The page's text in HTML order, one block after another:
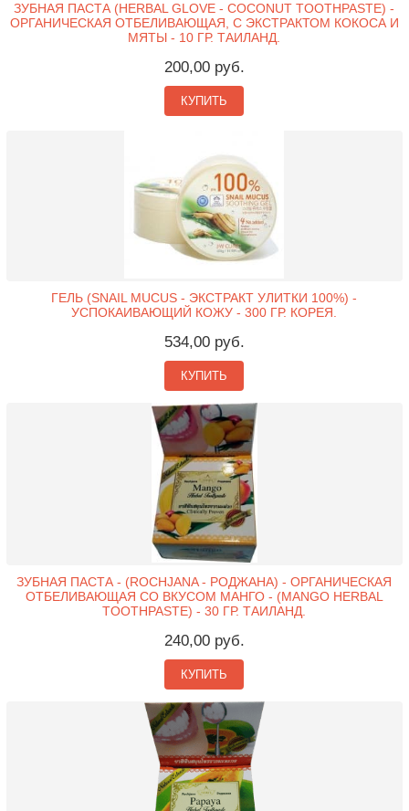
ЗУБНАЯ ПАСТА (HERBAL GLOVE - COCONUT TOOTHPASTE) -
ОРГАНИЧЕСКАЯ ОТБЕЛИВАЮЩАЯ, С ЭКСТРАКТОМ КОКОСА И
МЯТЫ - 10 ГР. ТАИЛАНД.
200,00 руб.
КУПИТЬ
ГЕЛЬ (SNAIL MUCUS - ЭКСТРАКТ УЛИТКИ 100%) -
УСПОКАИВАЮЩИЙ КОЖУ - 300 ГР. КОРЕЯ.
534,00 руб.
КУПИТЬ
ЗУБНАЯ ПАСТА - (ROCHJANA - РОДЖАНА) - ОРГАНИЧЕСКАЯ
ОТБЕЛИВАЮЩАЯ СО ВКУСОМ МАНГО - (MANGO HERBAL
TOOTHPASTE) - 30 ГР. ТАИЛАНД.
240,00 руб.
КУПИТЬ